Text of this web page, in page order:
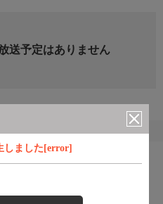
しました[error]
送予定はありません